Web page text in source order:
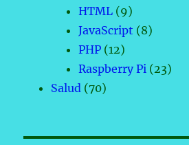
HTML (9)
JavaScript (8)
PHP (12)
Raspberry Pi (23)
Salud (70)